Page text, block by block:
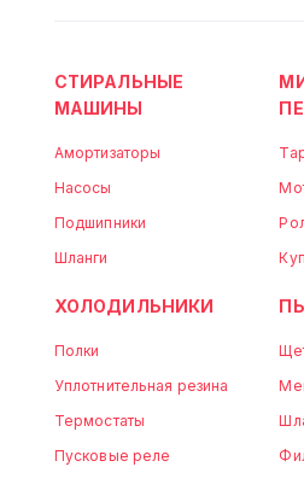
СТИРАЛЬНЫЕ
МАШИНЫ
Амортизаторы
Насосы
Подшипники
Шланги
ХОЛОДИЛЬНИКИ
Полки
Уплотнительная резина
Термостаты
Пусковые реле